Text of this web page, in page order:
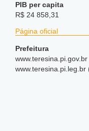
PIB per capita
R$ 24 858,31
Página oficial
Prefeitura
www.teresina.pi.leg.br